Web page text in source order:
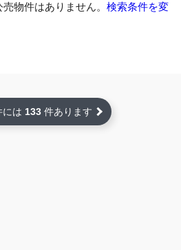
物件はありません。 検索条件を変
には 133 件あります